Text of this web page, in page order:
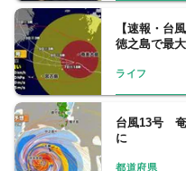
【速報・台
徳之島で最
ライフ
台風13号 奄
に
都道府県